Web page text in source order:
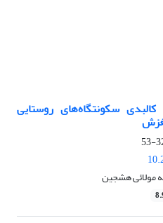
سکونتگاه‌های روستایی
مولائی هشجین